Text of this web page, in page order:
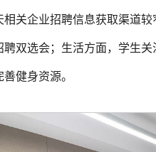
关企业招聘信息获取渠道
双选会；生活方面，学生
健身资源。